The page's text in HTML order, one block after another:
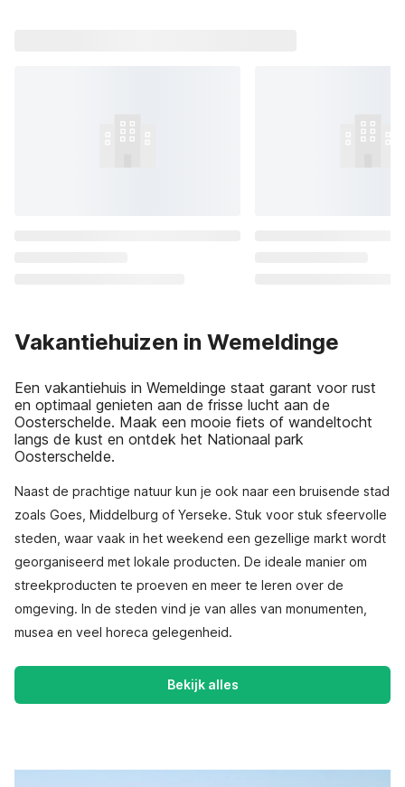
Vakantiehuizen in Wemeldinge
Een vakantiehuis in Wemeldinge staat garant voor rust
en optimaal genieten aan de frisse lucht aan de
Oosterschelde. Maak een mooie fiets of wandeltocht
langs de kust en ontdek het Nationaal park
Oosterschelde.
Naast de prachtige natuur kun je ook naar een bruisende stad
zoals Goes, Middelburg of Yerseke. Stuk voor stuk sfeervolle
steden, waar vaak in het weekend een gezellige markt wordt
georganiseerd met lokale producten. De ideale manier om
streekproducten te proeven en meer te leren over de
omgeving. In de steden vind je van alles van monumenten,
musea en veel horeca gelegenheid.
Bekijk alles